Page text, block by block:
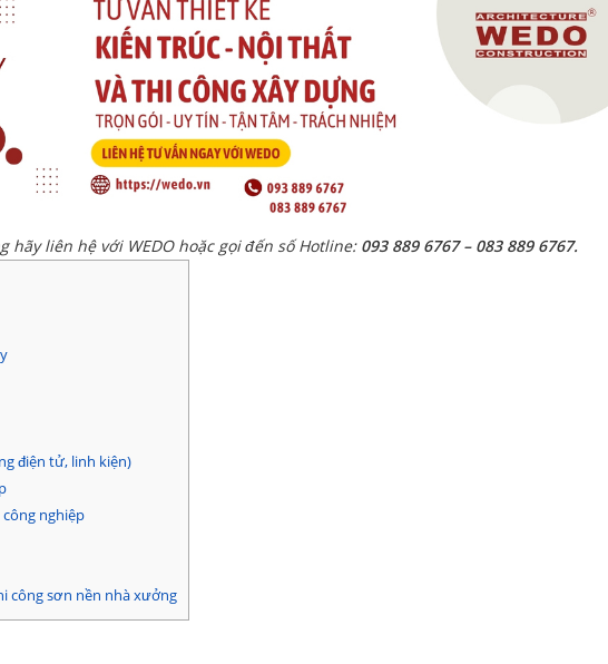
liên hệ với WEDO hoặc gọi đến số Hotline: 093 889 6767 – 083 889 6767.
điện tử, linh kiện)
nghiệp
công sơn nền nhà xưởng